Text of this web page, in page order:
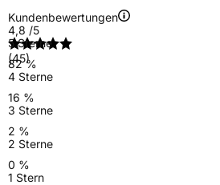
Kundenbewertungen
4,8 /5
(45)
5 Sterne
82 %
4 Sterne
16 %
3 Sterne
2 %
2 Sterne
0 %
1 Stern